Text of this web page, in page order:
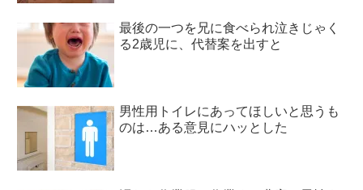
最後の一つを兄に食べられ泣きじゃく
る2歳児に、代替案を出すと
男性用トイレにあってほしいと思うも
のは…ある意見にハッとした